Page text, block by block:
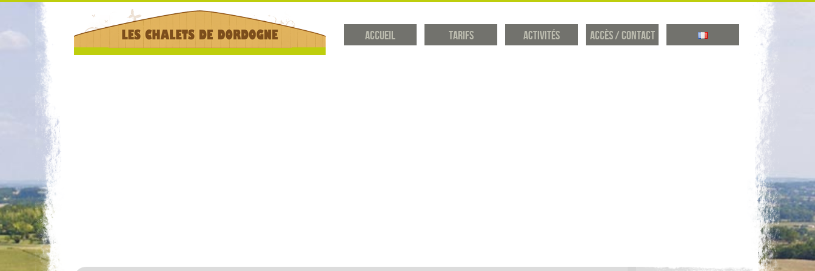
Accueil Tarifs Activités Accès / Contact